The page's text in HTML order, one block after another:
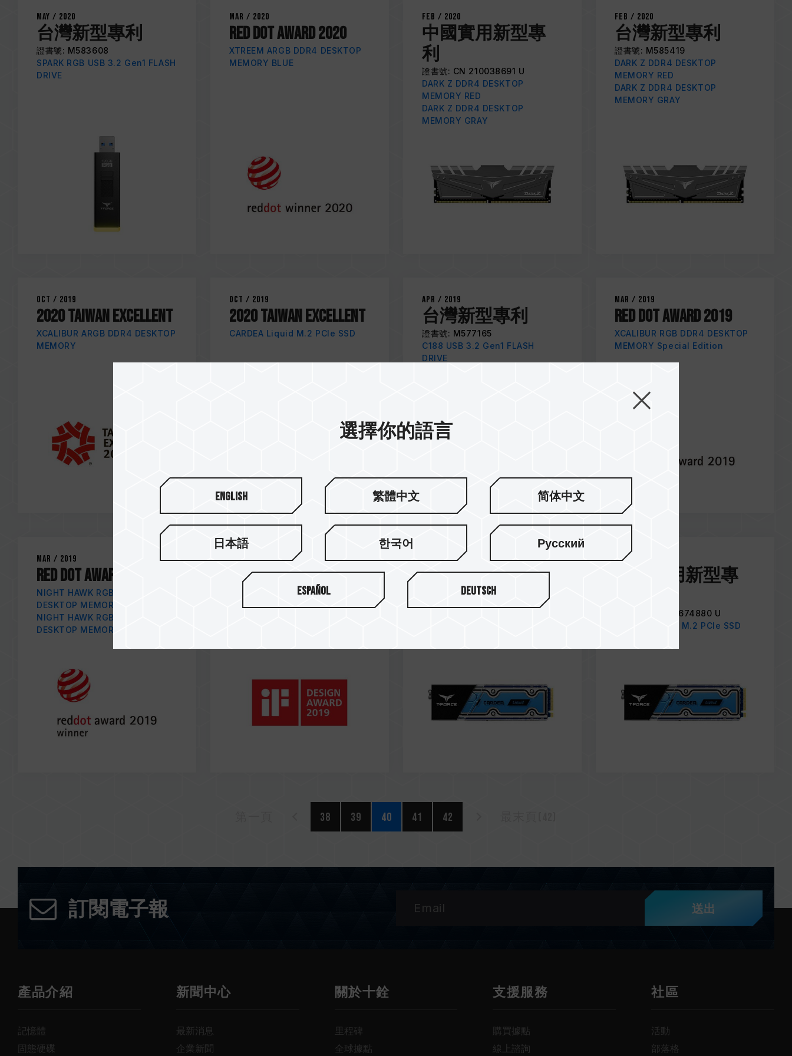
May / 2020
台灣新型專利
證書號: M583608
SPARK RGB USB 3.2 Gen1 FLASH
DRIVE
Mar / 2020
RED DOT AWARD 2020
XTREEM ARGB DDR4 DESKTOP
MEMORY BLUE
Feb / 2020
中國實用新型專
利
證書號: CN 210038691 U
DARK Z DDR4 DESKTOP
MEMORY RED
DARK Z DDR4 DESKTOP
MEMORY GRAY
Feb / 2020
台灣新型專利
證書號: M585419
DARK Z DDR4 DESKTOP
MEMORY RED
DARK Z DDR4 DESKTOP
MEMORY GRAY
Oct / 2019
2020 TAIWAN EXCELLENT
XCALIBUR ARGB DDR4 DESKTOP
MEMORY
Oct / 2019
2020 TAIWAN EXCELLENT
CARDEA Liquid M.2 PCIe SSD
Apr / 2019
台灣新型專利
證書號: M577165
C188 USB 3.2 Gen1 FLASH
DRIVE
Mar / 2019
RED DOT AWARD 2019
XCALIBUR RGB DDR4 DESKTOP
MEMORY Special Edition
Mar / 2019
RED DOT AWARD 2019
NIGHT HAWK RGB DDR4
DESKTOP MEMORY Gen1 BLACK
NIGHT HAWK RGB DDR4
DESKTOP MEMORY Gen1 WHITE
Feb / 2019
iF DESIGN AWARD 2019
XCALIBUR RGB DDR4 DESKTOP
MEMORY Special Edition
Feb / 2019
中國發明專利
證書號: CN 111276173 A
CARDEA Liquid M.2 PCIe SSD
Feb / 2019
中國實用新型專
證書號: CN 209674880 U
CARDEA Liquid M.2 PCIe SSD
38 39 40 41 42
訂閱電子報 送出
產品介紹
記憶體
固態硬碟
新聞中心
最新消息
企業新聞
關於十銓
里程碑
全球據點
支援服務
購買據點
線上諮詢
社區
活動
部落格
選擇你的語言
English 繁體中文 简体中文
日本語 한국어 Русский
Español Deutsch